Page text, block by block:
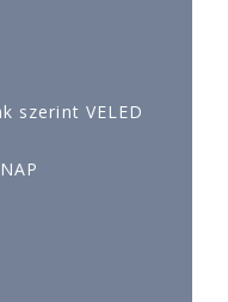
szerint VELED